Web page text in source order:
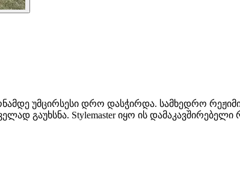
უმცირსესი დრო დასჭირდა. სამხედრო
გაუხსნა. Stylemaster იყო ის